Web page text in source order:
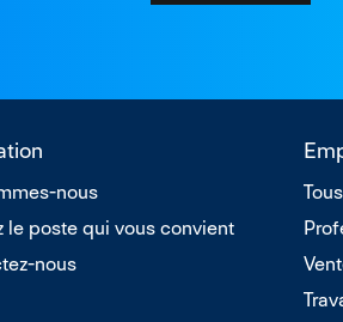
nous
le poste qui vous convient
nous